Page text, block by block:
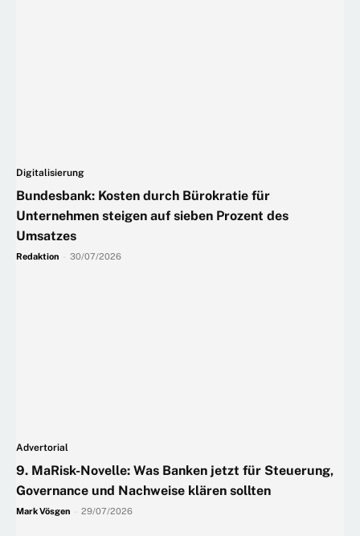
Digitalisierung
Bundesbank: Kosten durch Bürokratie für
Unternehmen steigen auf sieben Prozent des
Umsatzes
Redaktion 30/07/2026
Advertorial
9. MaRisk-Novelle: Was Banken jetzt für Steuerung,
Governance und Nachweise klären sollten
Mark Vösgen 29/07/2026